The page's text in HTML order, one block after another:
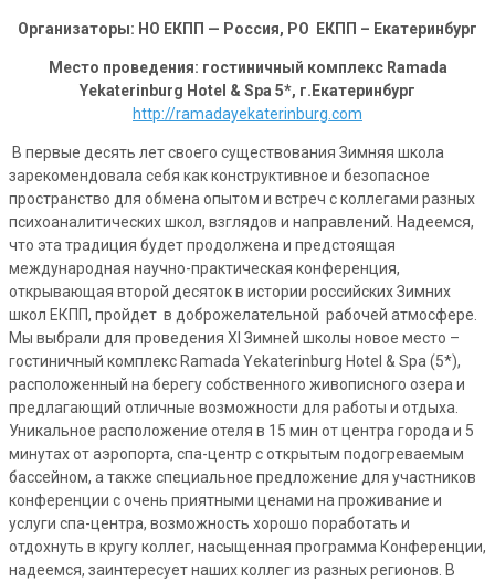
Организаторы: НО ЕКПП — Россия, РО ЕКПП – Екатеринбург
Место проведения: гостиничный комплекс Ramada
Yekaterinburg Hotel & Spa 5*, г.Екатеринбург
http://ramadayekaterinburg.com
В первые десять лет своего существования Зимняя школа
зарекомендовала себя как конструктивное и безопасное
пространство для обмена опытом и встреч с коллегами разных
психоаналитических школ, взглядов и направлений. Надеемся,
что эта традиция будет продолжена и предстоящая
международная научно-практическая конференция,
открывающая второй десяток в истории российских Зимних
школ ЕКПП, пройдет в доброжелательной рабочей атмосфере.
Мы выбрали для проведения XI Зимней школы новое место –
гостиничный комплекс Ramada Yekaterinburg Hotel & Spa (5*),
расположенный на берегу собственного живописного озера и
предлагающий отличные возможности для работы и отдыха.
Уникальное расположение отеля в 15 мин от центра города и 5
минутах от аэропорта, спа-центр с открытым подогреваемым
бассейном, а также специальное предложение для участников
конференции с очень приятными ценами на проживание и
услуги спа-центра, возможность хорошо поработать и
отдохнуть в кругу коллег, насыщенная программа Конференции,
надеемся, заинтересует наших коллег из разных регионов. В